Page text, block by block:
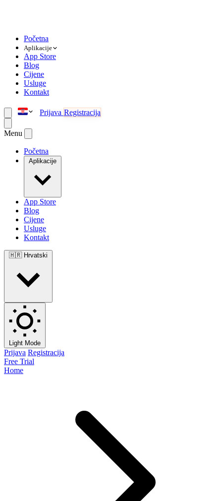
Početna
Aplikacije
App Store
Blog
Cijene
Usluge
Kontakt
Prijava Registracija
Menu
Početna
Aplikacije
App Store
Blog
Cijene
Usluge
Kontakt
🇭🇷 Hrvatski
Light Mode
Prijava Registracija
Free Trial
Home